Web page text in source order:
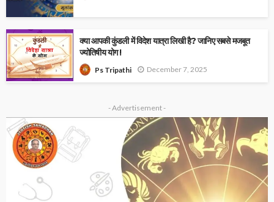
क्या आपकी कुंडली में विदेश यात्रा लिखी है? जानिए सबसे मजबूत
ज्योतिषीय योग !
Ps Tripathi December 7, 2025
- Advertisement -